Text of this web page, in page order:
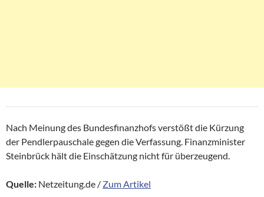
Nach Meinung des Bundesfinanzhofs verstößt die Kürzung
der Pendlerpauschale gegen die Verfassung. Finanzminister
Steinbrück hält die Einschätzung nicht für überzeugend.
Quelle: Netzeitung.de / Zum Artikel